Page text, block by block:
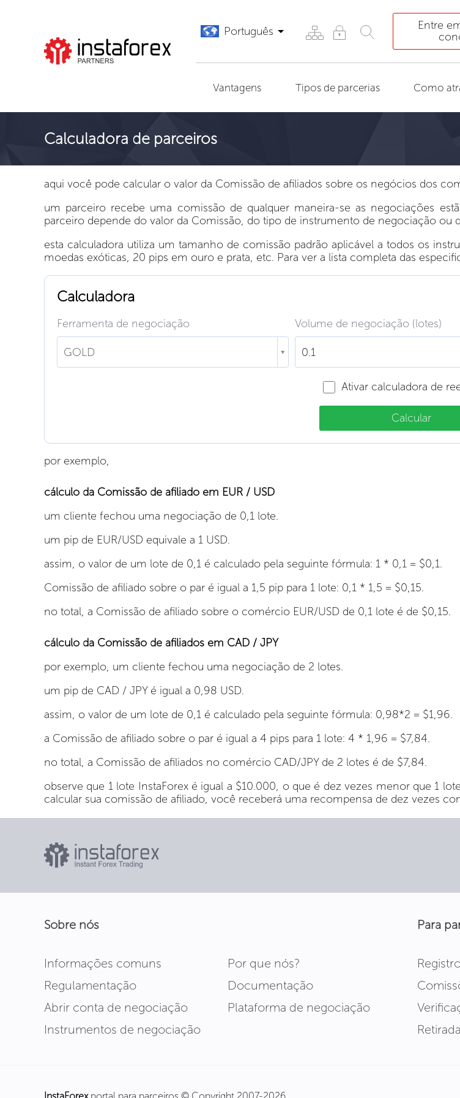
Português
Entre
Vantagens Tipos de parcerias Como
Calculadora de parceiros
aqui você pode calcular o valor da Comissão de afiliados sobre os negócios dos
um parceiro recebe uma comissão de qualquer maneira-se as negociações
parceiro depende do valor da Comissão, do tipo de instrumento de negociação
esta calculadora utiliza um tamanho de comissão padrão aplicável a todos os
moedas exóticas, 20 pips em ouro e prata, etc. Para ver a lista completa das
Calculadora
Ferramenta de negociação
GOLD
Volume de negociação (lotes)
Ativar calculadora de
Calcular
por exemplo,
cálculo da Comissão de afiliado em EUR / USD
um cliente fechou uma negociação de 0,1 lote.
um pip de EUR/USD equivale a 1 USD.
assim, o valor de um lote de 0,1 é calculado pela seguinte fórmula: 1 * 0,1 = $0,1.
Comissão de afiliado sobre o par é igual a 1,5 pip para 1 lote: 0,1 * 1,5 = $0,15.
no total, a Comissão de afiliado sobre o comércio EUR/USD de 0,1 lote é de $0,15.
cálculo da Comissão de afiliados em CAD / JPY
por exemplo, um cliente fechou uma negociação de 2 lotes.
um pip de CAD / JPY é igual a 0,98 USD.
assim, o valor de um lote de 0,1 é calculado pela seguinte fórmula: 0,98*2 = $1,96.
a Comissão de afiliado sobre o par é igual a 4 pips para 1 lote: 4 * 1,96 = $7,84.
no total, a Comissão de afiliados no comércio CAD/JPY de 2 lotes é de $7,84.
observe que 1 lote InstaForex é igual a $10.000, o que é dez vezes menor que 1
calcular sua comissão de afiliado, você receberá uma recompensa de dez vezes
Sobre nós
Informações comuns
Por que nós?
Regulamentação
Documentação
Abrir conta de negociação
Plataforma de negociação
Instrumentos de negociação
Para